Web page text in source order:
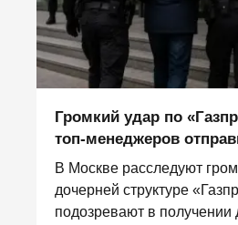
Громкий удар по
топ-менеджеров
В Москве расследуют
дочерней структуре
подозревают в получении